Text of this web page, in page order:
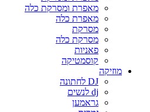
מאפרת ומסרקת כלה
מאפרת כלה
מסרקת
מסרקת כלה
פאניות
קוסמטיקה
מוזיקה
DJ לחתונה
dj לנשים
גראמען